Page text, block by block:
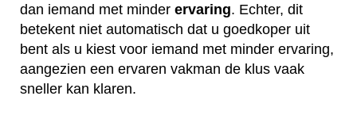
dan iemand met minder ervaring. Echter, dit
betekent niet automatisch dat u goedkoper uit
bent als u kiest voor iemand met minder ervaring,
aangezien een ervaren vakman de klus vaak
sneller kan klaren.